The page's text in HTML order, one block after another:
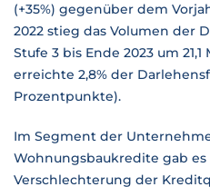
(+35%) gegenüber dem
2022 stieg das Volumen der
Stufe 3 bis Ende 2023 um
erreichte 2,8% der
Prozentpunkte).
Im Segment der
Wohnungsbaukredite gab
Verschlechterung der